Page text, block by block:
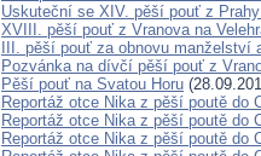
Uskuteční se XIV. pěší pouť z
XVIII. pěší pouť z Vranova na
III. pěší pouť za obnovu manželství
Pozvánka na dívčí pěší pouť z
Pěší pouť na Svatou Horu
Reportáž otce Nika z pěší poutě do
Reportáž otce Nika z pěší poutě do
Reportáž otce Nika z pěší poutě do